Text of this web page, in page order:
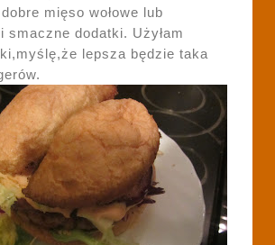
mięso wołowe lub
smaczne dodatki. Użyłam
lepsza będzie taka